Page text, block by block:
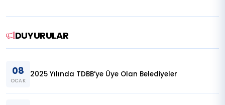
DUYURULAR
08
OCAK
2025 Yılında TDBB’ye Üye Olan Belediyeler